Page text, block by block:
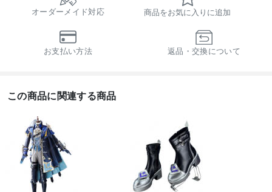
オーダーメイド対応 商品をお気に入りに追加
お支払い方法 返品・交換について
この商品に関連する商品